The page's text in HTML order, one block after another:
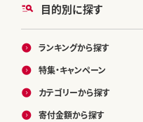
目的別に探す
ランキングから探す
特集・キャンペーン
カテゴリーから探す
寄付金額から探す